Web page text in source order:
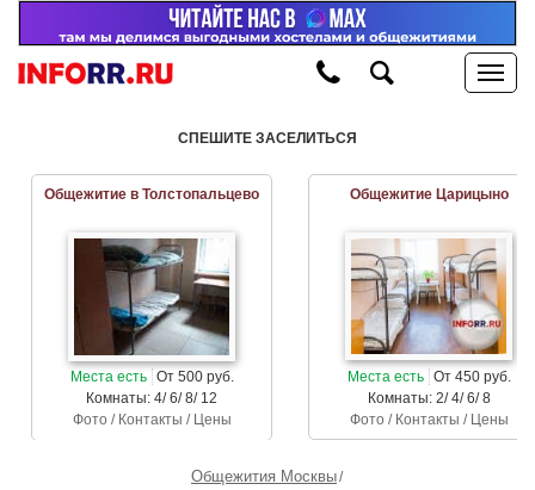
СПЕШИТЕ ЗАСЕЛИТЬСЯ
Общежитие в Толстопальцево
Места есть От 500 руб.
Комнаты: 4/ 6/ 8/ 12
Фото / Контакты / Цены
Общежитие Царицыно
Места есть От 450 руб.
Комнаты: 2/ 4/ 6/ 8
Фото / Контакты / Цены
Общежития Москвы